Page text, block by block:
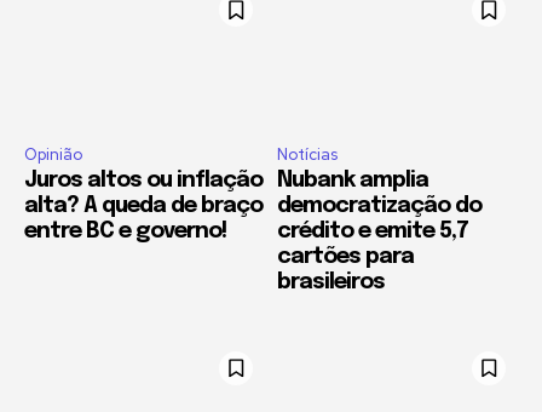
Opinião
Juros altos ou inflação
alta? A queda de braço
entre BC e governo!
Notícias
Nubank amplia
democratização do
crédito e emite 5,7
cartões para
brasileiros